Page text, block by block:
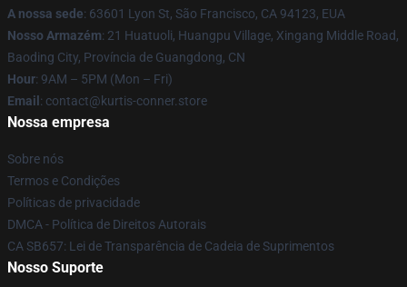
A nossa sede: 63601 Lyon St, São Francisco, CA 94123, EUA
Nosso Armazém: 21 Huatuoli, Huangpu Village, Xingang Middle Road,
Baoding City, Província de Guangdong, CN
Hour: 9AM – 5PM (Mon – Fri)
Email : contact@kurtis-conner.store
Nossa empresa
Sobre nós
Termos e Condições
Políticas de privacidade
DMCA - Política de Direitos Autorais
CA SB657: Lei de Transparência de Cadeia de Suprimentos
Nosso Suporte